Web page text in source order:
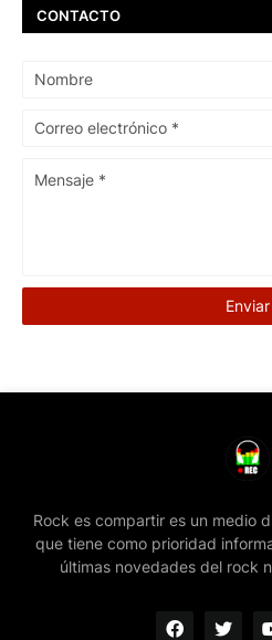
CONTACTO
Rock es compartir es un medio
que tiene como prioridad
últimas novedades del rock